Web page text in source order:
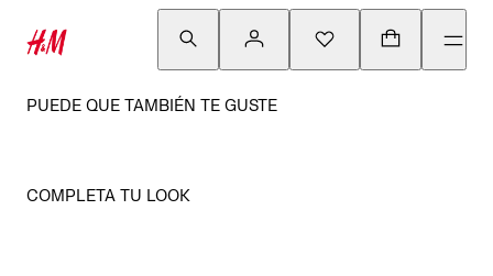
PUEDE QUE TAMBIÉN TE GUSTE
COMPLETA TU LOOK